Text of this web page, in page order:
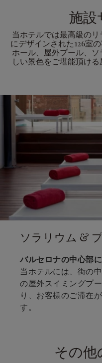
施設
当ホテルでは最高級の
にデザインされた126室
ホール、屋外プール、
しい景色をご堪能頂け
ソラリウム &
バルセロナの中心部
当ホテルには、街の
の屋外スイミングプ
り、お客様のご滞在
す。
その他